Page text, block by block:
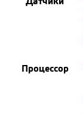
Процессор